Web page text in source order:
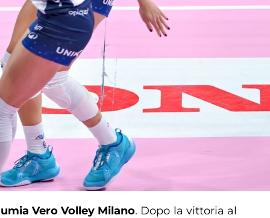
Vero Volley Milano. Dopo la vittoria al